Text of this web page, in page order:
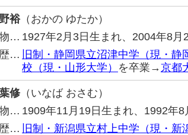
裕（おかの ゆたか）
… 1927年2月3日生まれ、2004年8月
…
旧制・静岡県立沼津中学（現・静
校（現・山形大学） を卒業→京都
修（いなば おさむ）
… 1909年11月19日生まれ、1992年8
…
旧制・新潟県立村上中学（現・新